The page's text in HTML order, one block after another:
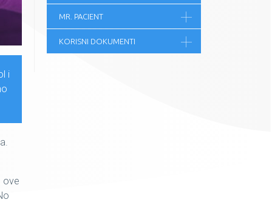
i
ove
MR. PACIENT
KORISNI DOKUMENTI